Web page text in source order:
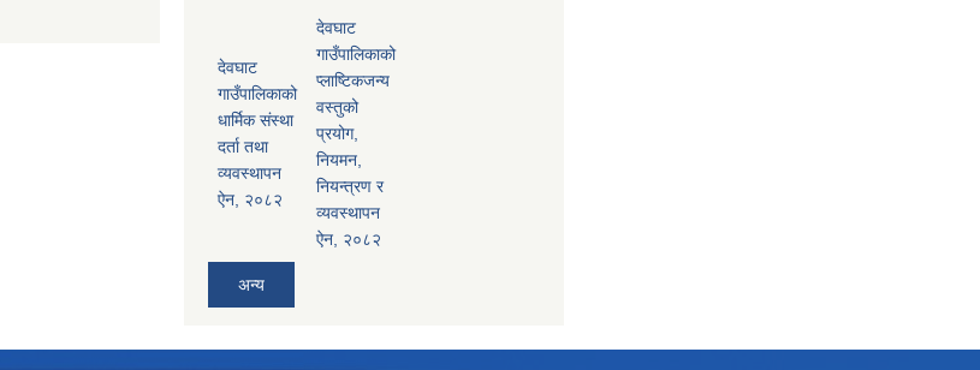
देवघाट
गाउँपालिकाको
धार्मिक संस्था
दर्ता तथा
व्यवस्थापन
ऐन, २०८२
देवघाट
गाउँपालिकाको
प्लाष्टिकजन्य
वस्तुको
प्रयोग,
नियमन,
नियन्त्रण र
व्यवस्थापन
ऐन, २०८२
अन्य